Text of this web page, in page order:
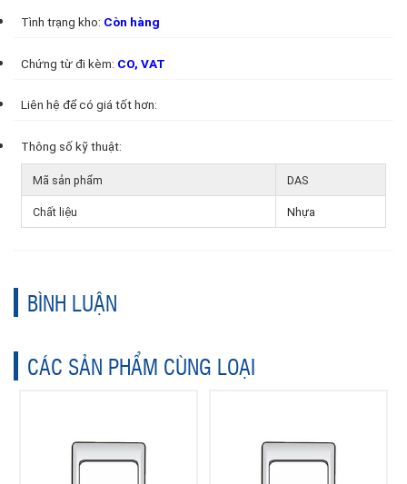
Tình trạng kho: Còn hàng
Chứng từ đi kèm: CO, VAT
Liên hệ để có giá tốt hơn:
Thông số kỹ thuật:
Mã sản phẩm DAS
Chất liệu Nhựa
BÌNH LUẬN
CÁC SẢN PHẨM CÙNG LOẠI